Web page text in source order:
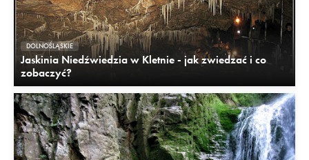
DOLNOŚLĄSKIE
Jaskinia Niedźwiedzia w Kletnie - jak zwiedzać i co
zobaczyć?